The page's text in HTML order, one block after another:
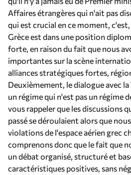
Affaires étrangères qui n'ait pas
qui est crucial en ce moment,
Grèce est dans une position
forte, en raison du fait que nous
importantes sur la scène
alliances stratégiques fortes,
Deuxièmement, le dialogue avec
un régime qui n'est pas un régime
vous rappeler que les discussions
passé se déroulaient alors que
violations de l'espace aérien grec
comprenons donc que le fait que
un débat organisé, structuré et
caractéristiques positives, sans